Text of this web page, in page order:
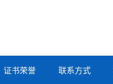
证书荣誉 联系方式